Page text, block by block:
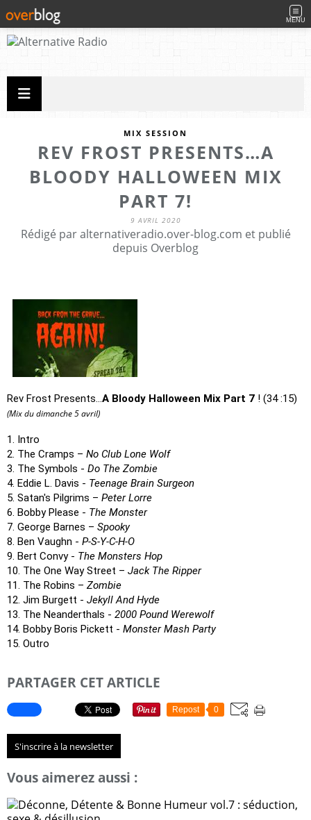
MENU
MIX SESSION
REV FROST PRESENTS…A
BLOODY HALLOWEEN MIX
PART 7!
9 AVRIL 2020
Rédigé par alternativeradio.over-blog.com et publié
depuis Overblog
Rev Frost Presents…A Bloody Halloween Mix Part 7 ! (34 :15)
(Mix du dimanche 5 avril)
1. Intro
2. The Cramps – No Club Lone Wolf
3. The Symbols - Do The Zombie
4. Eddie L. Davis - Teenage Brain Surgeon
5. Satan's Pilgrims – Peter Lorre
6. Bobby Please - The Monster
7. George Barnes – Spooky
8. Ben Vaughn - P-S-Y-C-H-O
9. Bert Convy - The Monsters Hop
10. The One Way Street – Jack The Ripper
11. The Robins – Zombie
12. Jim Burgett - Jekyll And Hyde
13. The Neanderthals - 2000 Pound Werewolf
14. Bobby Boris Pickett - Monster Mash Party
15. Outro
PARTAGER CET ARTICLE
Repost 0
S'inscrire à la newsletter
Vous aimerez aussi :